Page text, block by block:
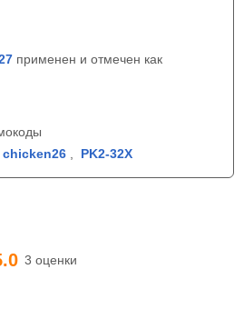
применен и отмечен как
chicken26 PK2-32X
3 оценки